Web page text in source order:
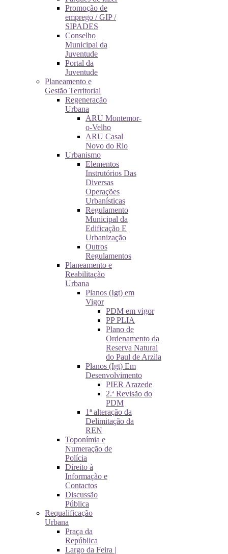
Promoção de
emprego / GIP /
SIPADES
Conselho
Municipal da
Juventude
Portal da
Juventude
Planeamento e
Gestão Territorial
Regeneração
Urbana
ARU Montemor-
o-Velho
ARU Casal
Novo do Rio
Urbanismo
Elementos
Instrutórios Das
Diversas
Operações
Urbanísticas
Regulamento
Municipal da
Edificação E
Urbanização
Outros
Regulamentos
Planeamento e
Reabilitação
Urbana
Planos (Igt) em
Vigor
PDM em vigor
PP PLIA
Plano de
Ordenamento da
Reserva Natural
do Paul de Arzila
Planos (Igt) Em
Desenvolvimento
PIER Arazede
2.ª Revisão do
PDM
1ª alteração da
Delimitação da
REN
Toponímia e
Numeração de
Polícia
Direito à
Informação e
Contactos
Discussão
Pública
Requalificação
Urbana
Praça da
República
Largo da Feira |